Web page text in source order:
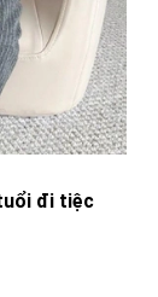
đi tiệc